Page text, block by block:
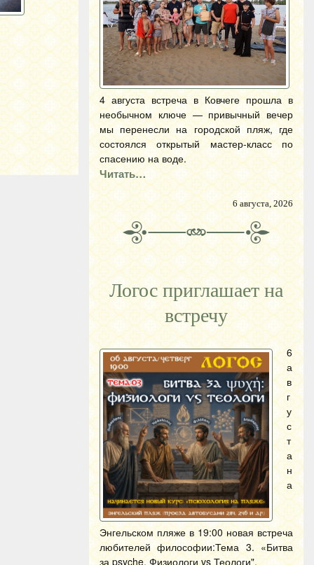
4 августа встреча в Ковчеге прошла в
необычном ключе — привычный вечер
мы перенесли на городской пляж, где
состоялся открытый мастер-класс по
спасению на воде.
Читать…
6 августа, 2026
Логос приглашает на
встречу
6
а
в
г
у
с
т
а
н
а
Энгельском пляже в 19:00 новая встреча
любителей философии:Тема 3. «Битва
за psyche. Физиологи vs Теологи".